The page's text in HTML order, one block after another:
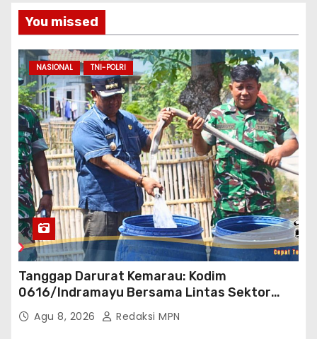
You missed
NASIONAL TNI-POLRI
Tanggap Darurat Kemarau: Kodim
0616/Indramayu Bersama Lintas Sektor
Garap Bantuan Air Bersih Bertahap
Agu 8, 2026 Redaksi MPN